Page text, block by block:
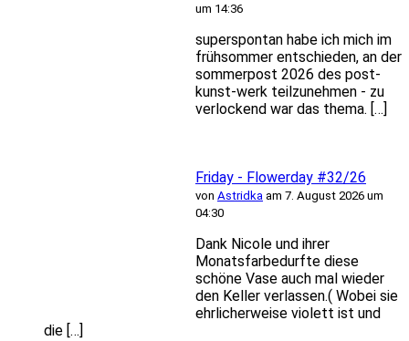
um 14:36
superspontan habe ich mich im
frühsommer entschieden, an der
sommerpost 2026 des post-
kunst-werk teilzunehmen - zu
verlockend war das thema. […]
Friday - Flowerday #32/26
von Astridka am 7. August 2026 um
04:30
Dank Nicole und ihrer
Monatsfarbedurfte diese
schöne Vase auch mal wieder
den Keller verlassen.( Wobei sie
ehrlicherweise violett ist und
die […]